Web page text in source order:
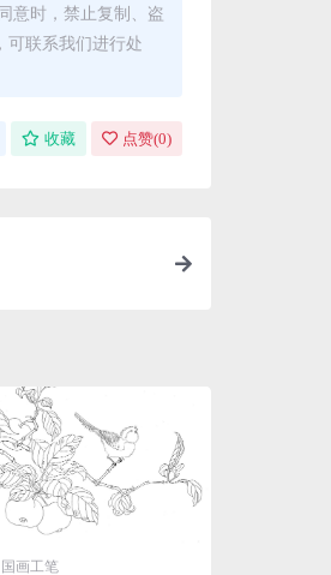
意时，禁止复制、盗
可联系我们进行处
收藏 点赞(0)
国画工笔